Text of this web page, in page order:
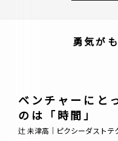
勇気が
ベンチャーにと
のは「時間」
辻 未津高｜ピクシーダストテ